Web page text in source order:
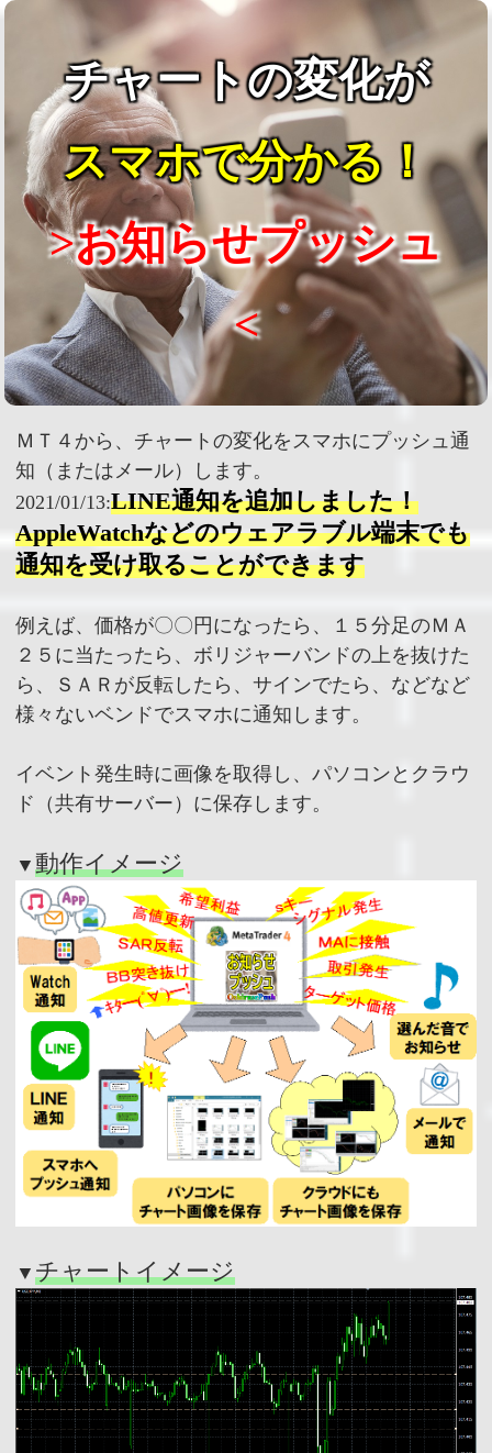
チャートの変化が
スマホで分かる！
>お知らせプッシュ
<
ＭＴ４から、チャートの変化をスマホにプッシュ通
知（またはメール）します。
2021/01/13:LINE通知を追加しました！
AppleWatchなどのウェアラブル端末でも
通知を受け取ることができます
例えば、価格が〇〇円になったら、１５分足のＭＡ
２５に当たったら、ボリジャーバンドの上を抜けた
ら、ＳＡＲが反転したら、サインでたら、などなど
様々ないベンドでスマホに通知します。
イベント発生時に画像を取得し、パソコンとクラウ
ド（共有サーバー）に保存します。
▼ 動作イメージ
▼ チャートイメージ